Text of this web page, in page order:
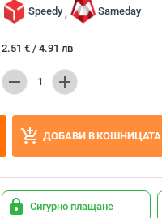
Speedy , Sameday
2.51 € / 4.91 лв
remove 1 add
add_shopping_cart ДОБАВИ В КОШНИЦАТА
lock Сигурно плащане